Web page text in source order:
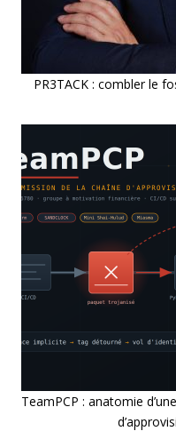
PR3TACK : combler le
TeamPCP : anatomie